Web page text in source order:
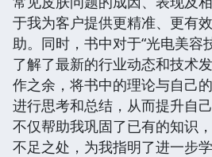
于我为客户提供更精准、更有
助。同时，书中对于“光电美容
了解了最新的行业动态和技术
作之余，将书中的理论与自己
进行思考和总结，从而提升自
不仅帮助我巩固了已有的知识
不足之处，为我指明了进一步学